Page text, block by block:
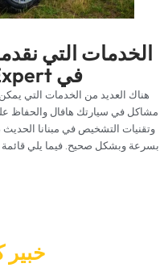
‏الخدمات التي
في Car Garage Expert‏
مشاكل في سيارتك هافال والحفاظ
وتقنيات التشخيص في مبنانا الحديث
بسرعة وبشكل صحيح. فيما يلي قائمة
خبير